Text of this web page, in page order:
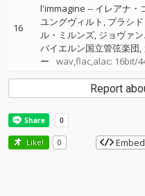
16
l'immagine -- イレアナ・
ユングヴィルト プラシ
ル・ミルンズ ジョヴァ
バイエルン国立管弦楽団
ー
wav,flac,alac: 16bit/
Report
Like! 0 Embed